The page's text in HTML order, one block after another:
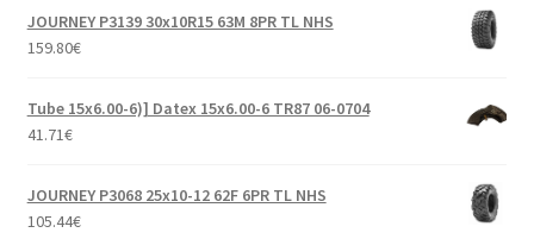
JOURNEY P3139 30x10R15 63M 8PR TL NHS
159.80€
Tube 15x6.00-6)] Datex 15x6.00-6 TR87 06-0704
41.71€
JOURNEY P3068 25x10-12 62F 6PR TL NHS
105.44€